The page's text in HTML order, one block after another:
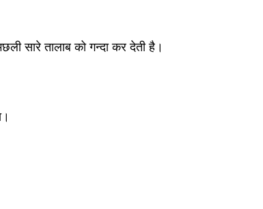
सारे तालाब को गन्दा कर देती है।